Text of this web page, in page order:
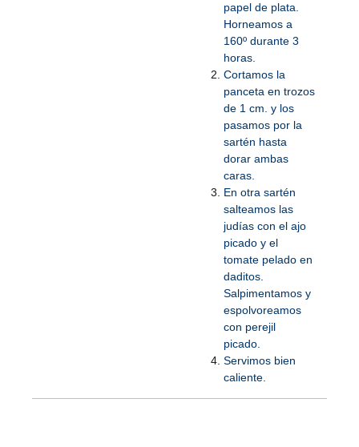
papel de plata.
Horneamos a
160º durante 3
horas.
Cortamos la
panceta en trozos
de 1 cm. y los
pasamos por la
sartén hasta
dorar ambas
caras.
En otra sartén
salteamos las
judías con el ajo
picado y el
tomate pelado en
daditos.
Salpimentamos y
espolvoreamos
con perejil
picado.
Servimos bien
caliente.